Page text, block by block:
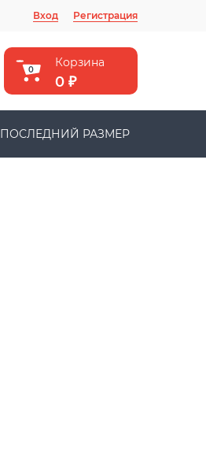
Вход Регистрация
Корзина
0
0 ₽
ПОСЛЕДНИЙ РАЗМЕР